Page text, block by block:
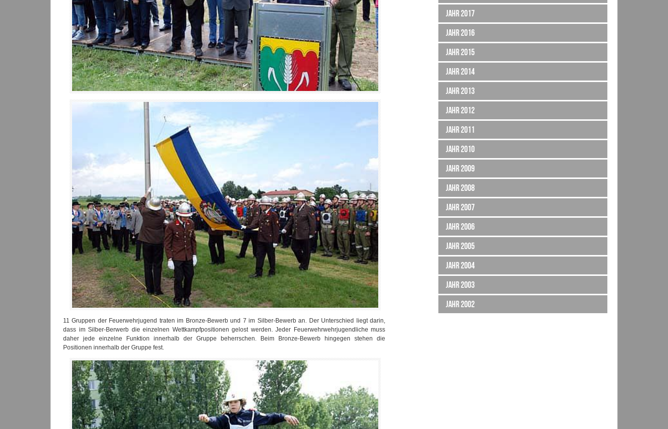
11 Gruppen der Feuerwehrjugend traten im Bronze-Bewerb und 7 im Silber-Bewerb an. Der Unterschied liegt darin,
dass im Silber-Berwerb die einzelnen Wettkampfpositionen gelost werden. Jeder Feuerwehrwehrjugendliche muss
daher jede einzelne Funktion innerhalb der Gruppe beherrschen. Beim Bronze-Bewerb hingegen stehen die
Positionen innerhalb der Gruppe fest.
Jahr 2017
Jahr 2016
Jahr 2015
Jahr 2014
Jahr 2013
Jahr 2012
Jahr 2011
Jahr 2010
Jahr 2009
Jahr 2008
Jahr 2007
Jahr 2006
Jahr 2005
Jahr 2004
Jahr 2003
Jahr 2002